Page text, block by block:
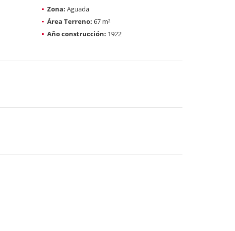
Zona: Aguada
Área Terreno: 67 m²
Año construcción: 1922